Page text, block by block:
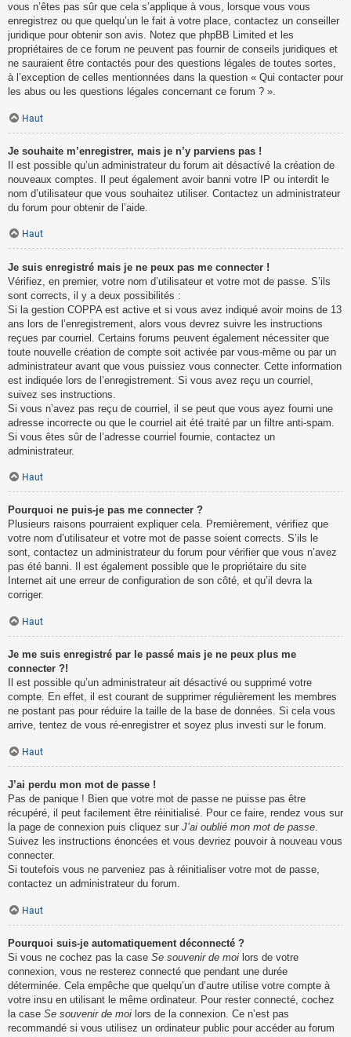
vous n’êtes pas sûr que cela s’applique à vous, lorsque vous vous
enregistrez ou que quelqu’un le fait à votre place, contactez un conseiller
juridique pour obtenir son avis. Notez que phpBB Limited et les
propriétaires de ce forum ne peuvent pas fournir de conseils juridiques et
ne sauraient être contactés pour des questions légales de toutes sortes,
à l’exception de celles mentionnées dans la question « Qui contacter pour
les abus ou les questions légales concernant ce forum ? ».
Haut
Je souhaite m’enregistrer, mais je n’y parviens pas !
Il est possible qu’un administrateur du forum ait désactivé la création de
nouveaux comptes. Il peut également avoir banni votre IP ou interdit le
nom d’utilisateur que vous souhaitez utiliser. Contactez un administrateur
du forum pour obtenir de l’aide.
Haut
Je suis enregistré mais je ne peux pas me connecter !
Vérifiez, en premier, votre nom d’utilisateur et votre mot de passe. S’ils
sont corrects, il y a deux possibilités :
Si la gestion COPPA est active et si vous avez indiqué avoir moins de 13
ans lors de l’enregistrement, alors vous devrez suivre les instructions
reçues par courriel. Certains forums peuvent également nécessiter que
toute nouvelle création de compte soit activée par vous-même ou par un
administrateur avant que vous puissiez vous connecter. Cette information
est indiquée lors de l’enregistrement. Si vous avez reçu un courriel,
suivez ses instructions.
Si vous n’avez pas reçu de courriel, il se peut que vous ayez fourni une
adresse incorrecte ou que le courriel ait été traité par un filtre anti-spam.
Si vous êtes sûr de l’adresse courriel fournie, contactez un
administrateur.
Haut
Pourquoi ne puis-je pas me connecter ?
Plusieurs raisons pourraient expliquer cela. Premièrement, vérifiez que
votre nom d’utilisateur et votre mot de passe soient corrects. S’ils le
sont, contactez un administrateur du forum pour vérifier que vous n’avez
pas été banni. Il est également possible que le propriétaire du site
Internet ait une erreur de configuration de son côté, et qu’il devra la
corriger.
Haut
Je me suis enregistré par le passé mais je ne peux plus me
connecter ?!
Il est possible qu’un administrateur ait désactivé ou supprimé votre
compte. En effet, il est courant de supprimer régulièrement les membres
ne postant pas pour réduire la taille de la base de données. Si cela vous
arrive, tentez de vous ré-enregistrer et soyez plus investi sur le forum.
Haut
J’ai perdu mon mot de passe !
Pas de panique ! Bien que votre mot de passe ne puisse pas être
récupéré, il peut facilement être réinitialisé. Pour ce faire, rendez vous sur
la page de connexion puis cliquez sur J’ai oublié mon mot de passe.
Suivez les instructions énoncées et vous devriez pouvoir à nouveau vous
connecter.
Si toutefois vous ne parveniez pas à réinitialiser votre mot de passe,
contactez un administrateur du forum.
Haut
Pourquoi suis-je automatiquement déconnecté ?
Si vous ne cochez pas la case Se souvenir de moi lors de votre
connexion, vous ne resterez connecté que pendant une durée
déterminée. Cela empêche que quelqu’un d’autre utilise votre compte à
votre insu en utilisant le même ordinateur. Pour rester connecté, cochez
la case Se souvenir de moi lors de la connexion. Ce n’est pas
recommandé si vous utilisez un ordinateur public pour accéder au forum